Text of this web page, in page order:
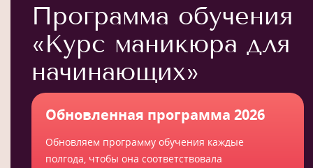
Программа обучения
«Курс маникюра для
начинающих»
Обновленная программа 2026
Обновляем программу обучения каждые
полгода, чтобы она соответствовала